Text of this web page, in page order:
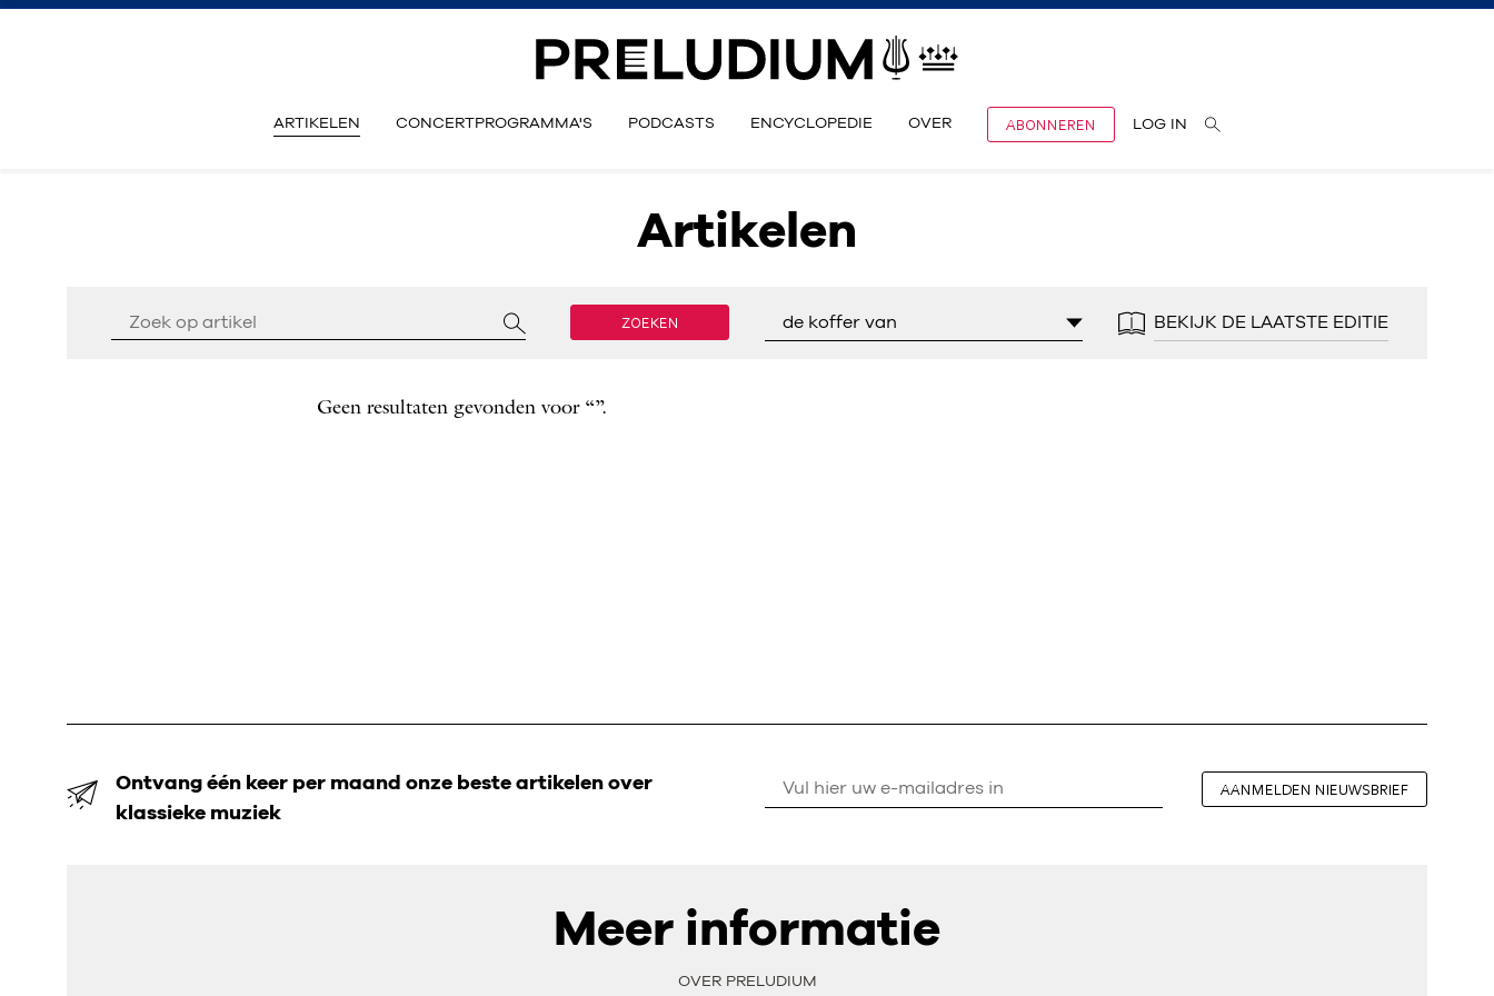
ARTIKELEN CONCERTPROGRAMMA'S PODCASTS ENCYCLOPEDIE OVER ABONNEREN LOG IN
Artikelen
ZOEKEN de koffer van BEKIJK DE LAATSTE EDITIE
Geen resultaten gevonden voor “”.
Ontvang één keer per maand onze beste artikelen over
klassieke muziek
AANMELDEN NIEUWSBRIEF
Meer informatie
OVER PRELUDIUM